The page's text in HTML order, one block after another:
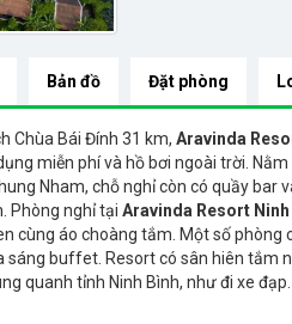
Bản đồ Đặt phòng
Chùa Bái Đính 31 km, Aravinda
miễn phí và hồ bơi ngoài trời.
Nham, chỗ nghỉ còn có quầy bar
Phòng nghỉ tại Aravinda Resort Ninh
cùng áo choàng tắm. Một số phòng
sáng buffet. Resort có sân hiên tắm
quanh tỉnh Ninh Bình, như đi xe